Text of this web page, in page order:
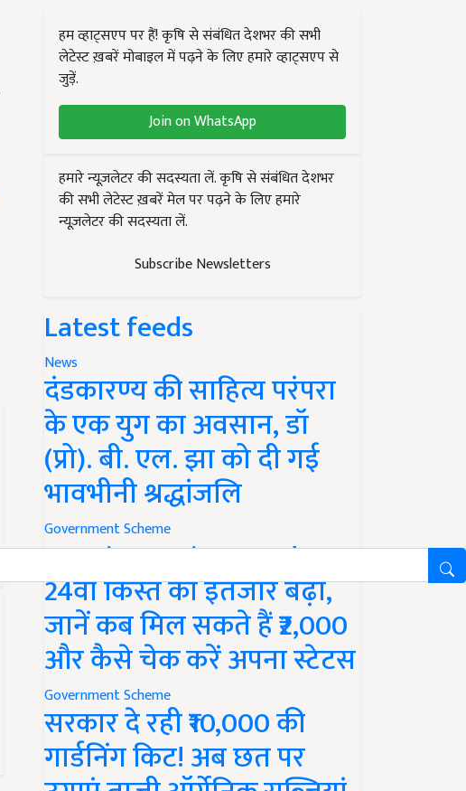
हम व्हाट्सएप पर हैं! कृषि से संबंधित देशभर की सभी
लेटेस्ट ख़बरें मोबाइल में पढ़ने के लिए हमारे व्हाट्सएप से
जुड़ें.
Join on WhatsApp
हमारे न्यूज़लेटर की सदस्यता लें. कृषि से संबंधित देशभर
की सभी लेटेस्ट ख़बरें मेल पर पढ़ने के लिए हमारे
न्यूज़लेटर की सदस्यता लें.
Subscribe Newsletters
Latest feeds
News
दंडकारण्य की साहित्य परंपरा
के एक युग का अवसान, डॉ
(प्रो). बी. एल. झा को दी गई
भावभीनी श्रद्धांजलि
Government Scheme
PM Kisan Yojana Update:
24वीं किस्त का इंतजार बढ़ा,
जानें कब मिल सकते हैं ₹2,000
और कैसे चेक करें अपना स्टेटस
Government Scheme
सरकार दे रही ₹10,000 की
गार्डनिंग किट! अब छत पर